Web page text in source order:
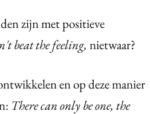
zijn met positieve
beat the feeling, nietwaar?
en op deze manier
There can only be one, the